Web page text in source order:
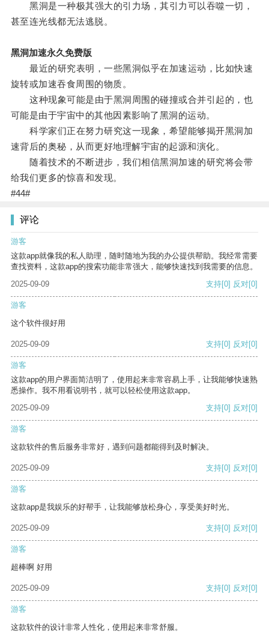
黑洞是一种极其强大的引力场，其引力可以吞噬一切，
甚至连光线都无法逃脱。
黑洞加速永久免费版
最近的研究表明，一些黑洞似乎在加速运动，比如快速
旋转或加速吞食周围的物质。
这种现象可能是由于黑洞周围的碰撞或合并引起的，也
可能是由于宇宙中的其他因素影响了黑洞的运动。
科学家们正在努力研究这一现象，希望能够揭开黑洞加
速背后的奥秘，从而更好地理解宇宙的起源和演化。
随着技术的不断进步，我们相信黑洞加速的研究将会带
给我们更多的惊喜和发现。
#44#
评论
游客
这款app就像我的私人助理，随时随地为我的办公提供帮助。我经常需要
查找资料，这款app的搜索功能非常强大，能够快速找到我需要的信息。
2025-09-09
支持[0] 反对[0]
游客
这个软件很好用
2025-09-09 支持[0] 反对[0]
游客
这款app的用户界面简洁明了，使用起来非常容易上手，让我能够快速熟
悉操作。我不用看说明书，就可以轻松使用这款app。
2025-09-09
支持[0] 反对[0]
游客
这款软件的售后服务非常好，遇到问题都能得到及时解决。
2025-09-09 支持[0] 反对[0]
游客
这款app是我娱乐的好帮手，让我能够放松身心，享受美好时光。
2025-09-09 支持[0] 反对[0]
游客
超棒啊 好用
2025-09-09 支持[0] 反对[0]
游客
这款软件的设计非常人性化，使用起来非常舒服。